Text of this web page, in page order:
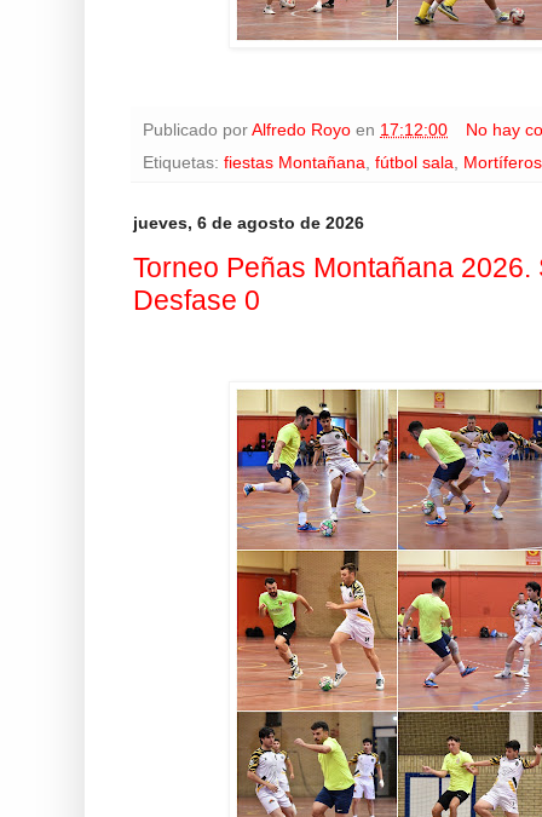
Publicado por Alfredo Royo en 17:12:00
No hay
Etiquetas: fiestas Montañana fútbol sala Mortíferos
jueves, 6 de agosto de 2026
Torneo Peñas Montañana
Desfase 0